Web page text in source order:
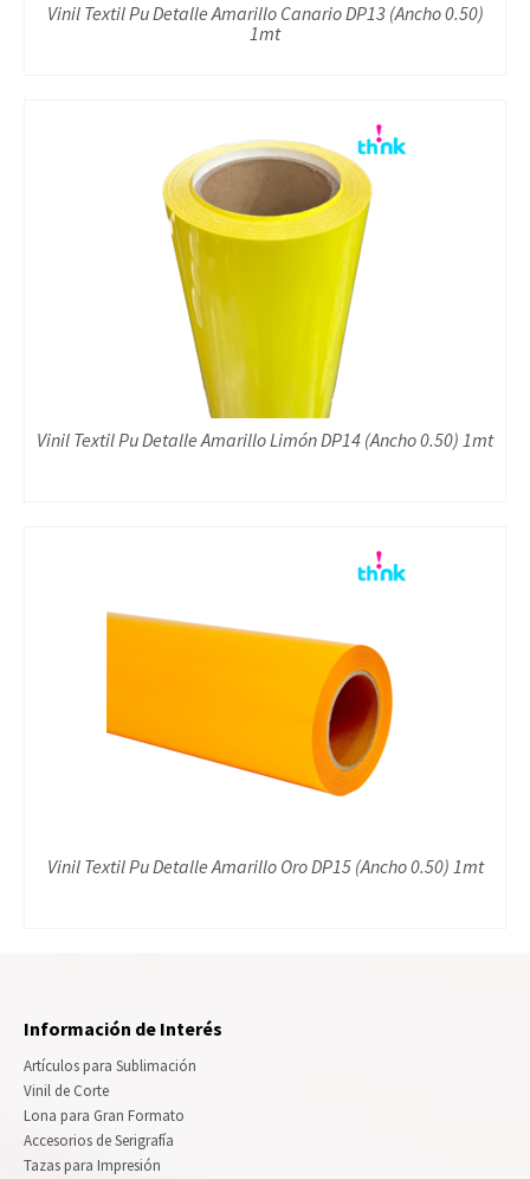
Vinil Textil Pu Detalle Amarillo Canario DP13 (Ancho 0.50)
1mt
Vinil Textil Pu Detalle Amarillo Limón DP14 (Ancho 0.50) 1mt
Vinil Textil Pu Detalle Amarillo Oro DP15 (Ancho 0.50) 1mt
Información de Interés
Artículos para Sublimación
Vinil de Corte
Lona para Gran Formato
Accesorios de Serigrafía
Tazas para Impresión